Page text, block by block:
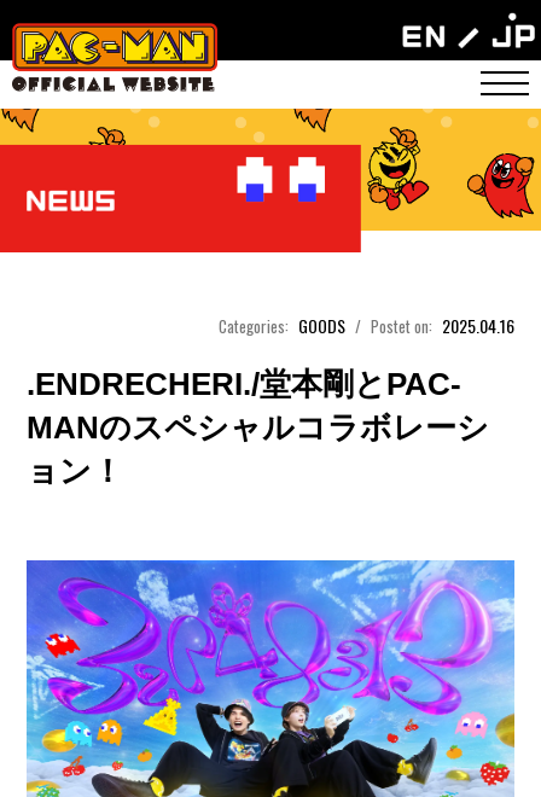
Categories: GOODS / Postet on: 2025.04.16
.ENDRECHERI./堂本剛とPAC-
MANのスペシャルコラボレーシ
ョン！